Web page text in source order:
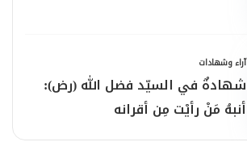
آراء وشهادات
شهادةٌ في السيّد فضل الله (رض):
أنبهُ مَنْ رأيْت مِن أقرانه